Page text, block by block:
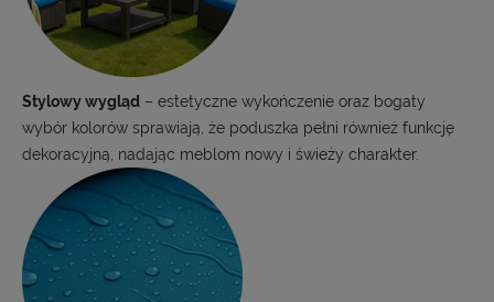
Stylowy wygląd – estetyczne wykończenie oraz bogaty
wybór kolorów sprawiają, że poduszka pełni również funkcję
dekoracyjną, nadając meblom nowy i świeży charakter.